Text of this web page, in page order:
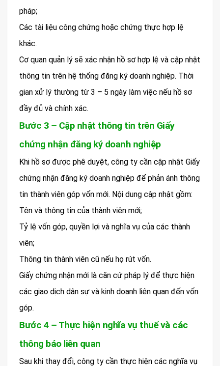
pháp;
Các tài liệu công chứng hoặc chứng thực hợp lệ
khác.
Cơ quan quản lý sẽ xác nhận hồ sơ hợp lệ và cập nhật
thông tin trên hệ thống đăng ký doanh nghiệp. Thời
gian xử lý thường từ 3 – 5 ngày làm việc nếu hồ sơ
đầy đủ và chính xác.
Bước 3 – Cập nhật thông tin trên Giấy
chứng nhận đăng ký doanh nghiệp
Khi hồ sơ được phê duyệt, công ty cần cập nhật Giấy
chứng nhận đăng ký doanh nghiệp để phản ánh thông
tin thành viên góp vốn mới. Nội dung cập nhật gồm:
Tên và thông tin của thành viên mới;
Tỷ lệ vốn góp, quyền lợi và nghĩa vụ của các thành
viên;
Thông tin thành viên cũ nếu họ rút vốn.
Giấy chứng nhận mới là căn cứ pháp lý để thực hiện
các giao dịch dân sự và kinh doanh liên quan đến vốn
góp.
Bước 4 – Thực hiện nghĩa vụ thuế và các
thông báo liên quan
Sau khi thay đổi, công ty cần thực hiện các nghĩa vụ